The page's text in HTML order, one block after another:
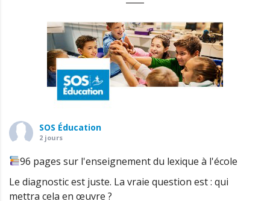
SOS Éducation
2 jours
96 pages sur l'enseignement du lexique à l'école
Le diagnostic est juste. La vraie question est : qui
mettra cela en œuvre ?